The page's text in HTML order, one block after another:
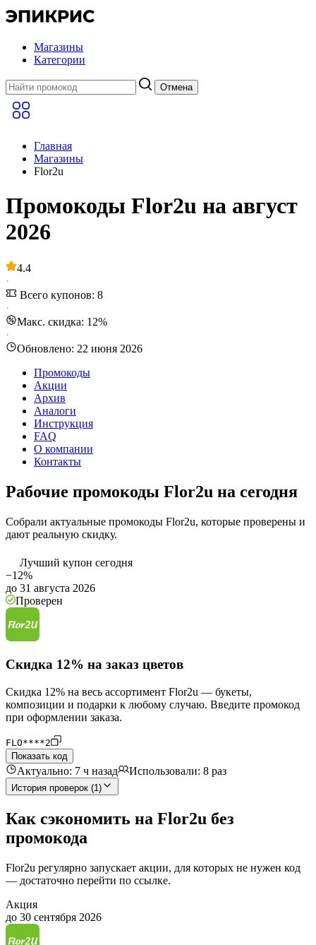
Магазины
Категории
Отмена
Главная
Магазины
Flor2u
Промокоды Flor2u на август
2026
4.4
·
Всего купонов: 8
·
Макс. скидка: 12%
·
Обновлено: 22 июня 2026
Промокоды
Акции
Архив
Аналоги
Инструкция
FAQ
О компании
Контакты
Рабочие промокоды Flor2u на сегодня
Собрали актуальные промокоды Flor2u, которые проверены и
дают реальную скидку.
Лучший купон сегодня
−12%
до 31 августа 2026
Проверен
Скидка 12% на заказ цветов
Скидка 12% на весь ассортимент Flor2u — букеты,
композиции и подарки к любому случаю. Введите промокод
при оформлении заказа.
FLO****2
Показать код
Актуально: 7 ч назад Использовали: 8 раз
История проверок (1)
Как сэкономить на Flor2u без
промокода
Flor2u регулярно запускает акции, для которых не нужен код
— достаточно перейти по ссылке.
Акция
до 30 сентября 2026